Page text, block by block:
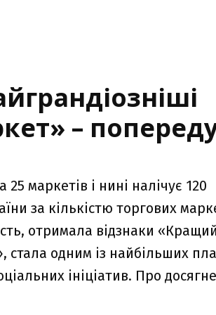
–
маркетів і нині налічує 120
за кількістю торгових
отримала відзнаки «Кращий
одним із найбільших
ініціатив. Про